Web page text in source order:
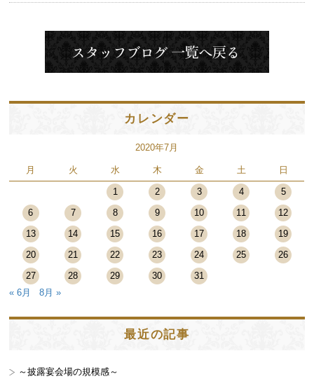
カレンダー
2020年7月
月 火 水 木 金 土 日
1 2 3 4
5
6
7 8 9 10 11
12
13
14 15 16 17 18
19
20
21 22 23 24 25
26
27
28 29 30
31
« 6月
8月 »
最近の記事
～披露宴会場の規模感～